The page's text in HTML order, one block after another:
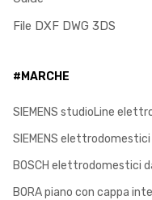
File DXF DWG 3DS
#MARCHE
SIEMENS studioLine
SIEMENS elettrodomestici
BOSCH elettrodomestici
BORA piano con cappa